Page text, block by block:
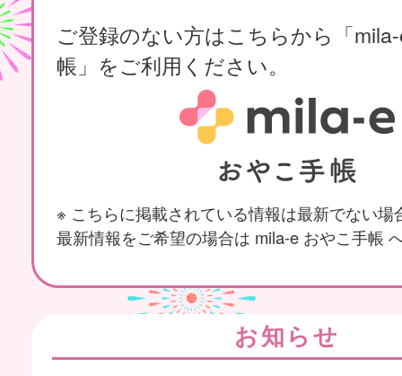
ご登録のない方はこちらから「
帳」をご利用ください。
※ こちらに掲載されている情報は最新でない場
最新情報をご希望の場合は mila-e おやこ手帳
お知らせ